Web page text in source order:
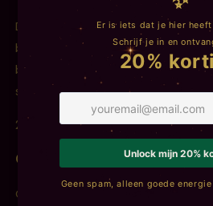
Deze Backflow Wierook van
backflow wierookbrander
beneden stroomt onstaat er
sfeer!
24 stuks en ongeveer 20 min
Goloka
Goloka wierook en dhoop